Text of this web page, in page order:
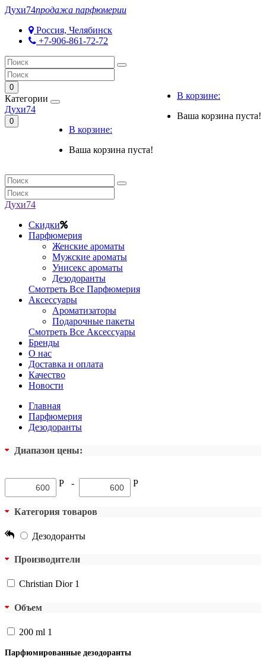
Духи74продажа парфюмерии
Россия, Челябинск
+7-906-861-72-72
0
В корзине:
Ваша корзина пуста!
Категории
Духи74
0
В корзине:
Ваша корзина пуста!
Духи74
Скидки
Парфюмерия
Женские ароматы
Мужские ароматы
Унисекс ароматы
Дезодоранты
Смотреть Все Парфюмерия
Аксессуары
Ароматизаторы
Подарочные пакеты
Смотреть Все Аксессуары
Бренды
О нас
Доставка и оплата
Качество
Новости
Главная
Парфюмерия
Дезодоранты
Диапазон цены:
Р - Р
Категория товаров
Дезодоранты
Производители
Christian Dior 1
Объем
200 ml 1
Парфюмированные дезодоранты